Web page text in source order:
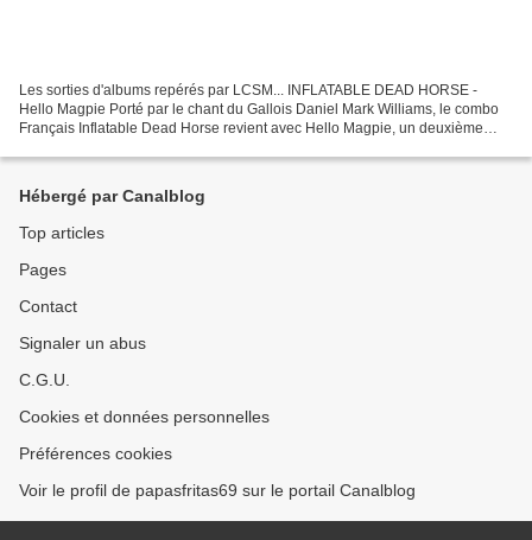
Les sorties d'albums repérés par LCSM... INFLATABLE DEAD HORSE -
Hello Magpie Porté par le chant du Gallois Daniel Mark Williams, le combo
Français Inflatable Dead Horse revient avec Hello Magpie, un deuxième
Hébergé par Canalblog
Top articles
Pages
Contact
Signaler un abus
C.G.U.
Cookies et données personnelles
Préférences cookies
Voir le profil de papasfritas69 sur le portail Canalblog